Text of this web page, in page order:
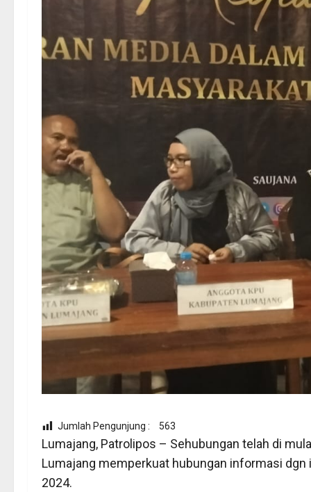
Jumlah Pengunjung : 563
Lumajang, Patrolipos – Sehubungan telah di
Lumajang memperkuat hubungan informasi
2024.